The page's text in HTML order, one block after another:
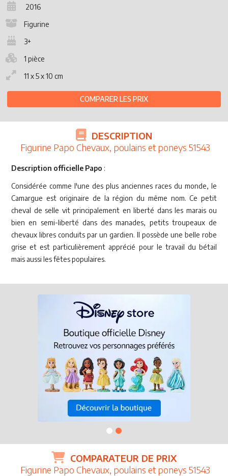
2016
Figurine
3+
1 pièce
11 x 5 x 10 cm
COMPARER LES PRIX
DESCRIPTION
Figurine Papo Chevaux, poulains et poneys 51543
Description officielle Papo :
Considérée comme l'une des plus anciennes races du monde, le
Camargue est originaire de la région du même nom. Ce petit
cheval de selle vit principalement en liberté dans les marais ou
bien en semi-liberté dans des manades, petits troupeaux de
chevaux libres conduits par un gardien. Il possède une belle robe
grise et est particulièrement apprécié pour le travail du bétail
mais aussi les fêtes populaires.
COMPARATEUR DE PRIX
Figurine Papo Chevaux, poulains et poneys 51543